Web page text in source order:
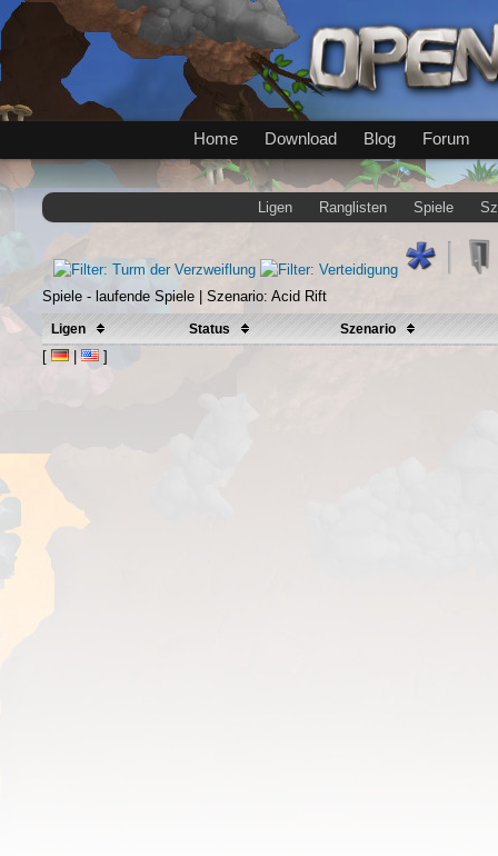
Home Download Blog Forum
Ligen Ranglisten Spiele
Spiele - laufende Spiele | Szenario: Acid Rift
Ligen Status Szenario
[ | ]